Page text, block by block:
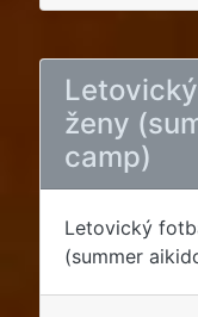
ženy
camp)
Letovický
(summer